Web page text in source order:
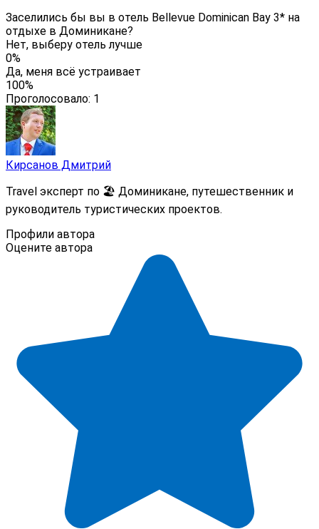
Заселились бы вы в отель Bellevue Dominican Bay 3* на
отдыхе в Доминикане?
Нет, выберу отель лучше
0%
Да, меня всё устраивает
100%
Проголосовало: 1
Кирсанов Дмитрий
Travel эксперт по 🏖️ Доминикане, путешественник и
руководитель туристических проектов.
Профили автора
Оцените автора